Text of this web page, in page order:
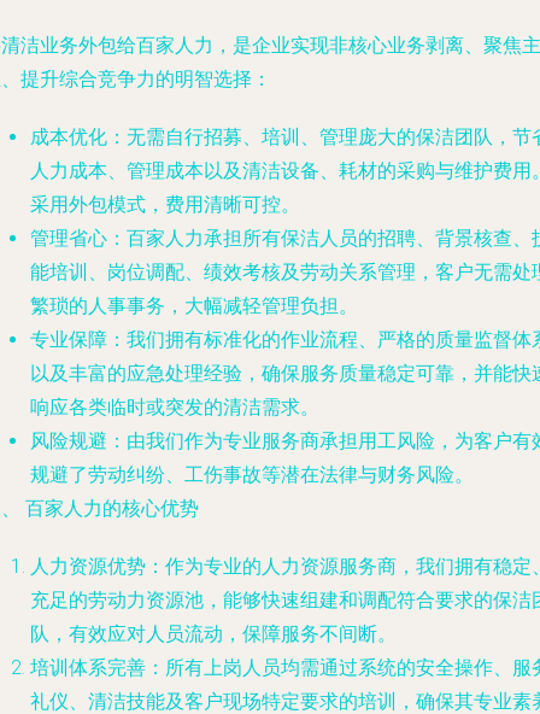
洁业务外包给百家人力，是企业实现非核心业务剥离、聚焦主
提升综合竞争力的明智选择：
成本优化 ：无需自行招募、培训、管理庞大的保洁团队，节
人力成本、管理成本以及清洁设备、耗材的采购与维护费用
采用外包模式，费用清晰可控。
管理省心 ：百家人力承担所有保洁人员的招聘、背景核查、
能培训、岗位调配、绩效考核及劳动关系管理，客户无需处
繁琐的人事事务，大幅减轻管理负担。
专业保障 ：我们拥有标准化的作业流程、严格的质量监督体
以及丰富的应急处理经验，确保服务质量稳定可靠，并能快
响应各类临时或突发的清洁需求。
风险规避 ：由我们作为专业服务商承担用工风险，为客户有
规避了劳动纠纷、工伤事故等潜在法律与财务风险。
百家人力的核心优势
人力资源优势 ：作为专业的人力资源服务商，我们拥有稳定
充足的劳动力资源池，能够快速组建和调配符合要求的保洁
队，有效应对人员流动，保障服务不间断。
培训体系完善 ：所有上岗人员均需通过系统的安全操作、服
礼仪、清洁技能及客户现场特定要求的培训，确保其专业素